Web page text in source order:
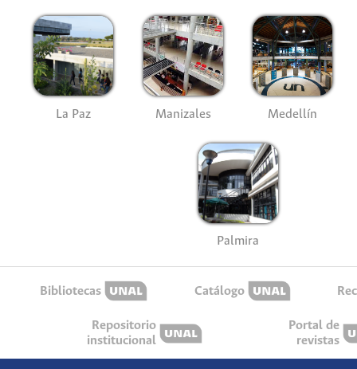
La Paz Manizales Medellín
Palmira
Bibliotecas Catálogo
Repositorio
institucional
Portal de
revistas